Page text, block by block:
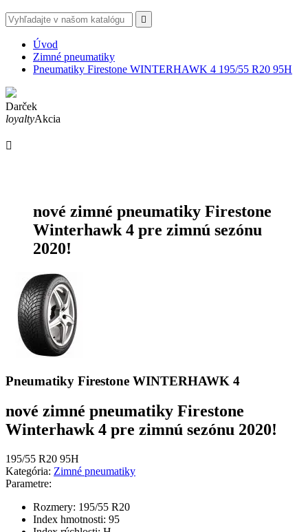

Úvod
Zimné pneumatiky
Pneumatiky Firestone WINTERHAWK 4 195/55 R20 95H
Darček
loyaltyAkcia

nové zimné pneumatiky Firestone
Winterhawk 4 pre zimnú sezónu
2020!
Pneumatiky Firestone WINTERHAWK 4
nové zimné pneumatiky Firestone
Winterhawk 4 pre zimnú sezónu 2020!
195/55 R20 95H
Kategória: Zimné pneumatiky
Parametre:
Rozmery: 195/55 R20
Index hmotnosti: 95